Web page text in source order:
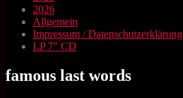
2026
Allgemein
Impressum / Datenschutzerklärung
LP 7" CD
famous last words